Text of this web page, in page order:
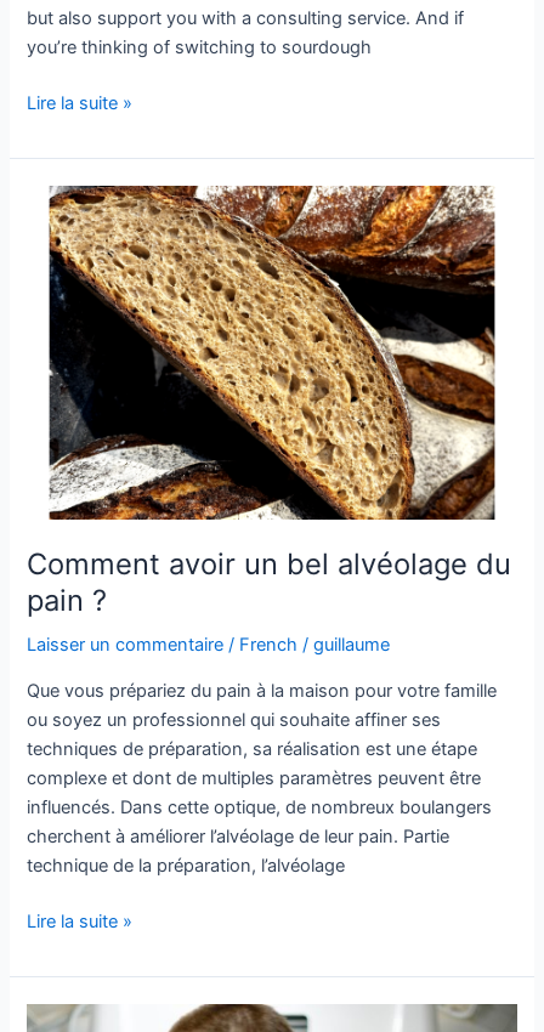
but also support you with a consulting service. And if
you’re thinking of switching to sourdough
Lire la suite »
Comment avoir un bel alvéolage du
pain ?
Laisser un commentaire / French /guillaume
Que vous prépariez du pain à la maison pour votre famille
ou soyez un professionnel qui souhaite affiner ses
techniques de préparation, sa réalisation est une étape
complexe et dont de multiples paramètres peuvent être
influencés. Dans cette optique, de nombreux boulangers
cherchent à améliorer l’alvéolage de leur pain. Partie
technique de la préparation, l’alvéolage
Comment
avoir
bel
alvéolage
pain ?
Lire la suite »
Accompagnement